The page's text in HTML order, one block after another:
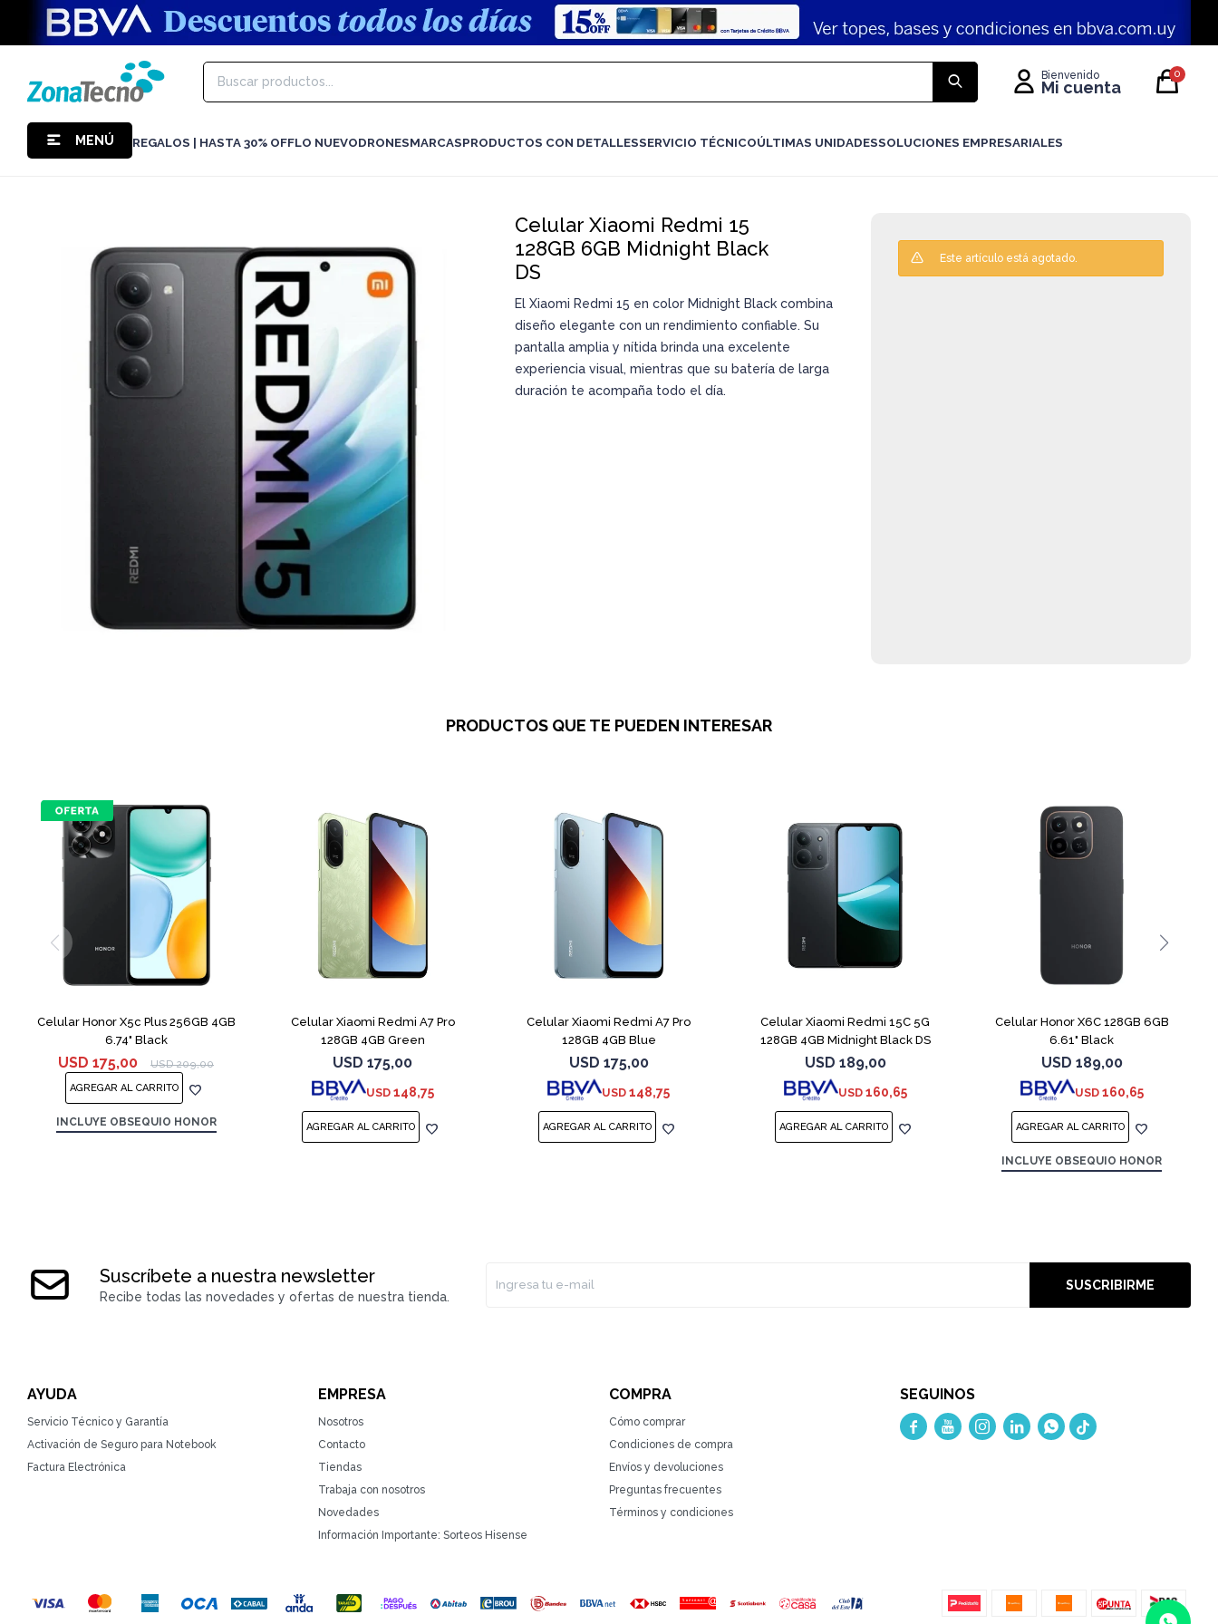
MENÚ REGALOS | HASTA 30% OFFLO NUEVODRONESMARCASPRODUCTOS CON DETALLESSERVICIO TÉCNICOÚLTIMAS UNIDADESSOLUCIONES EMPRESARIALES
0
Celular Xiaomi Redmi 15
128GB 6GB Midnight Black
DS
El Xiaomi Redmi 15 en color Midnight Black combina
diseño elegante con un rendimiento confiable. Su
pantalla amplia y nítida brinda una excelente
experiencia visual, mientras que su batería de larga
duración te acompaña todo el día.
Este artículo está agotado.
PRODUCTOS QUE TE PUEDEN INTERESAR
Celular Honor X5c Plus 256GB 4GB
6.74" Black
USD 175,00 USD 209,00
INCLUYE OBSEQUIO HONOR
COMPARAR
Celular Xiaomi Redmi A7 Pro
128GB 4GB Green
USD 175,00
USD 148,75
COMPARAR
Celular Xiaomi Redmi A7 Pro
128GB 4GB Blue
USD 175,00
USD 148,75
COMPARAR
Celular Xiaomi Redmi 15C 5G
128GB 4GB Midnight Black DS
USD 189,00
USD 160,65
Celular Honor X6C 128GB 6GB
6.61" Black
USD 189,00
USD 160,65
INCLUYE OBSEQUIO HONOR
COMPARAR
Suscríbete a nuestra newsletter
Recibe todas las novedades y ofertas de nuestra tienda.
SUSCRIBIRME
AYUDA
Servicio Técnico y Garantía
Activación de Seguro para Notebook
Factura Electrónica
EMPRESA
Nosotros
Contacto
Tiendas
Trabaja con nosotros
Novedades
Información Importante: Sorteos Hisense
COMPRA
Cómo comprar
Condiciones de compra
Envíos y devoluciones
Preguntas frecuentes
Términos y condiciones
SEGUINOS
    